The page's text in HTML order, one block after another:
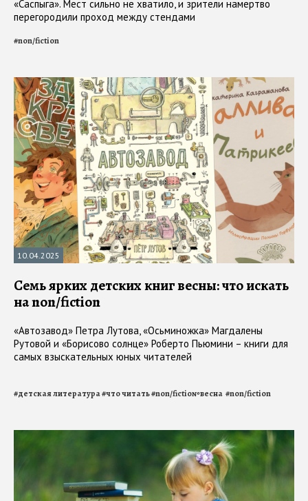
«Саспыга». Mecт сильно не хватило, и зрители намертво
перегородили проход между стендами
#non/fiction
10.04.2025
Семь ярких детских книг весны: что искать
на non/fiction
«Автозавод» Петра Лутова, «Осьминожка» Магдалены
Рутовой и «Борисово солнце» Роберто Пьюмини – книги для
самых взыскательных юных читателей
#детская литература#что читать#non/fictio№весна #non/fiction